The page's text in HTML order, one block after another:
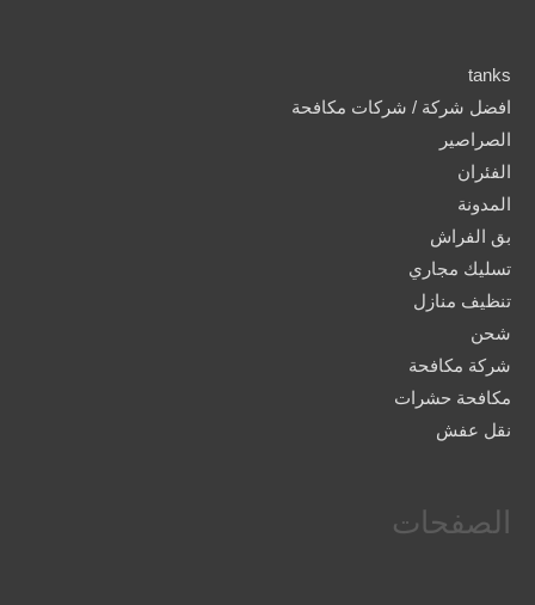
tanks
افضل شركة / شركات مكافحة
الصراصير
الفئران
المدونة
بق الفراش
تسليك مجاري
تنظيف منازل
شحن
شركة مكافحة
مكافحة حشرات
نقل عفش
الصفحات